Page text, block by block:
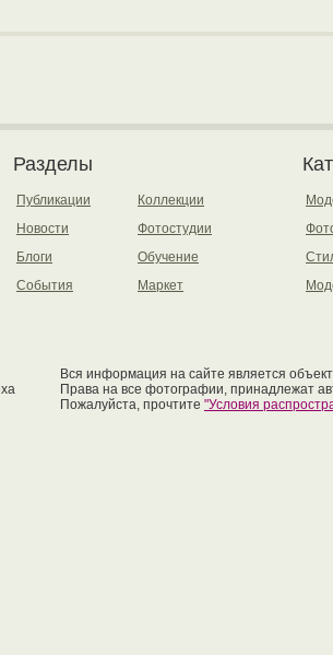
Разделы
Публикации
Новости
Блоги
События
Коллекции
Фотостудии
Обучение
Маркет
Вся информация на сайте является
Права на все фотографии, принадлежат
Пожалуйста, прочтите "Условия